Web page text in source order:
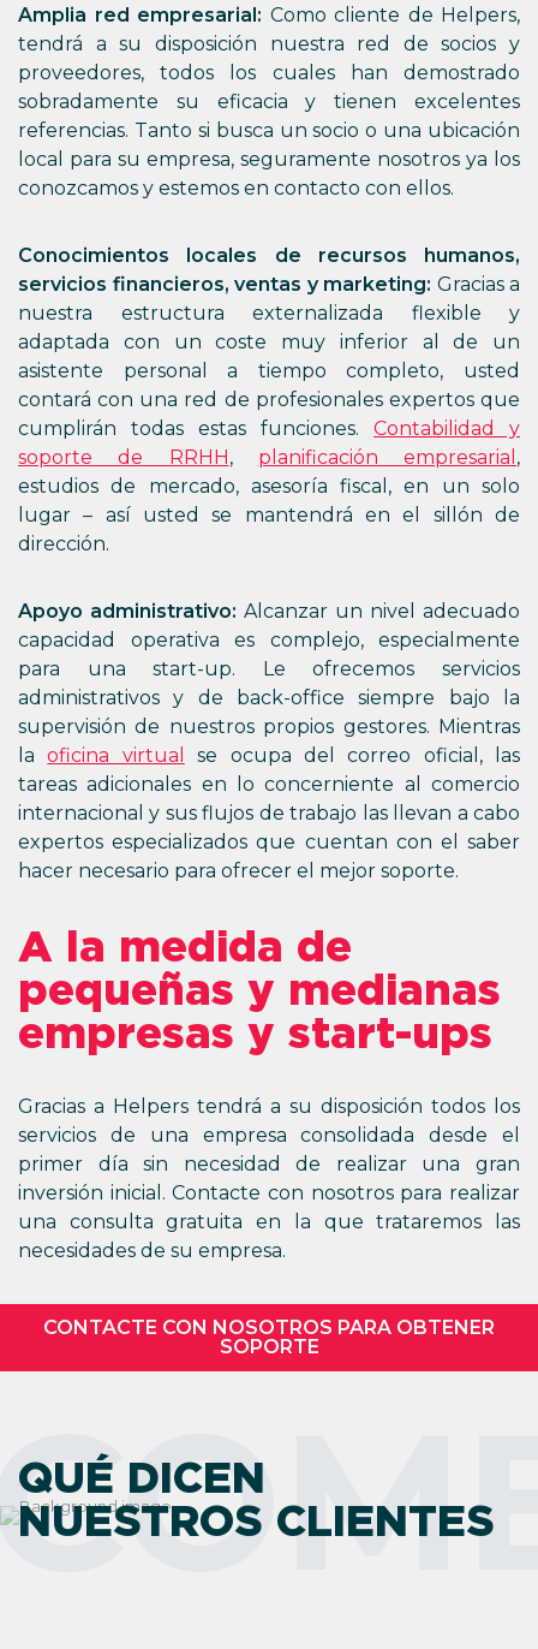
Amplia red empresarial: Como cliente de Helpers,
tendrá a su disposición nuestra red de socios y
proveedores, todos los cuales han demostrado
sobradamente su eficacia y tienen excelentes
referencias. Tanto si busca un socio o una ubicación
local para su empresa, seguramente nosotros ya los
conozcamos y estemos en contacto con ellos.
Conocimientos locales de recursos humanos,
servicios financieros, ventas y marketing: Gracias a
nuestra estructura externalizada flexible y
adaptada con un coste muy inferior al de un
asistente personal a tiempo completo, usted
contará con una red de profesionales expertos que
cumplirán todas estas funciones. Contabilidad y
soporte de RRHH, planificación empresarial ,
estudios de mercado, asesoría fiscal, en un solo
lugar – así usted se mantendrá en el sillón de
dirección.
Apoyo administrativo: Alcanzar un nivel adecuado
capacidad operativa es complejo, especialmente
para una start-up. Le ofrecemos servicios
administrativos y de back-office siempre bajo la
supervisión de nuestros propios gestores. Mientras
laoficina virtual
se ocupa del correo oficial, las
tareas adicionales en lo concerniente al comercio
internacional y sus flujos de trabajo las llevan a cabo
expertos especializados que cuentan con el saber
hacer necesario para ofrecer el mejor soporte.
A la medida de
pequeñas y medianas
empresas y start-ups
Gracias a Helpers tendrá a su disposición todos los
servicios de una empresa consolidada desde el
primer día sin necesidad de realizar una gran
inversión inicial. Contacte con nosotros para realizar
una consulta gratuita en la que trataremos las
necesidades de su empresa.
CONTACTE CON NOSOTROS PARA OBTENER
SOPORTE
QUÉ DICEN
NUESTROS CLIENTES